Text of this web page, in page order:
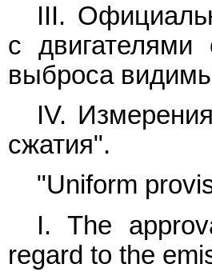
III.
с
выброса
IV.
сжатия".
"Uniform
I. The
regard to the